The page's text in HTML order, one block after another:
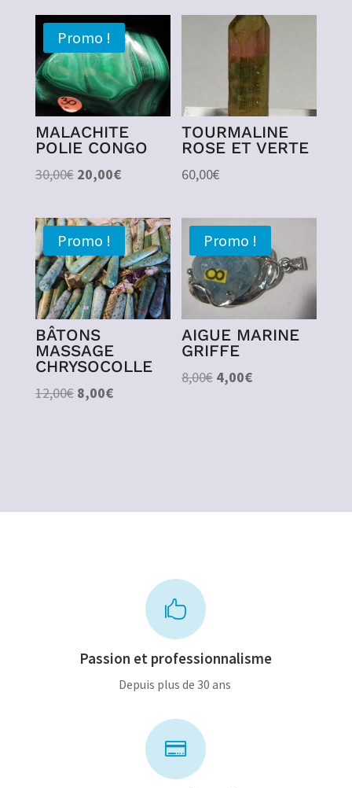
Promo !
MALACHITE
POLIE CONGO
30,00€ Le
initial
était :
30,00€.
20,00€Le
actuel
est :
20,00€.
TOURMALINE
ROSE ET VERTE
60,00€
Promo !
BÂTONS
MASSAGE
CHRYSOCOLLE
12,00€ Le
8,00€Le
Promo !
AIGUE MARINE
GRIFFE
8,00€ Le
4,00€Le

Passion et professionnalisme
Depuis plus de 30 ans
